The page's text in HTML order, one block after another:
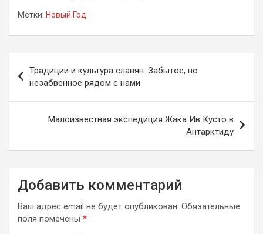
Метки: Новый Год
по
записям
Традиции и культура славян. Забытое, но
незабвенное рядом с нами
Малоизвестная экспедиция Жака Ив Кусто в
Антарктиду
Добавить комментарий
Ваш адрес email не будет опубликован. Обязательные
поля помечены *